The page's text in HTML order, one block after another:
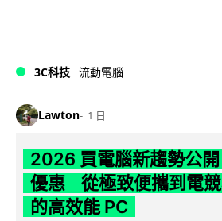
3C科技 流動電腦
Lawton 1 日
2026 買電腦新趨勢公
優惠 從極致便攜到電
的高效能 PC